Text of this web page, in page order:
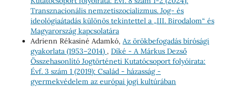
Transznacionális nemzetiszocializmus. Jog- és
ideológiaátadás különös tekintettel a „III. Birodalom“ és
Magyarország kapcsolatára
Adrienn Rékasiné Adamkó, Az örökbefogadás bírósági
gyakorlata (1953–2014) , Díké - A Márkus Dezső
Összehasonlító Jogtörténeti Kutatócsoport folyóirata:
Évf. 3 szám 1 (2019): Család - házasság -
gyermekvédelem az európai jogi kultúrában